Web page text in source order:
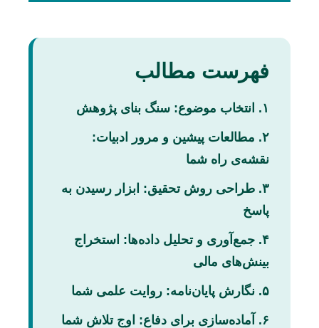
فهرست مطالب
۱. انتخاب موضوع: سنگ بنای پژوهش
۲. مطالعات پیشین و مرور ادبیات:
نقشه‌ی راه شما
۳. طراحی روش تحقیق: ابزار رسیدن به
پاسخ
۴. جمع‌آوری و تحلیل داده‌ها: استخراج
بینش‌های مالی
۵. نگارش پایان‌نامه: روایت علمی شما
۶. آماده‌سازی برای دفاع: اوج تلاش شما